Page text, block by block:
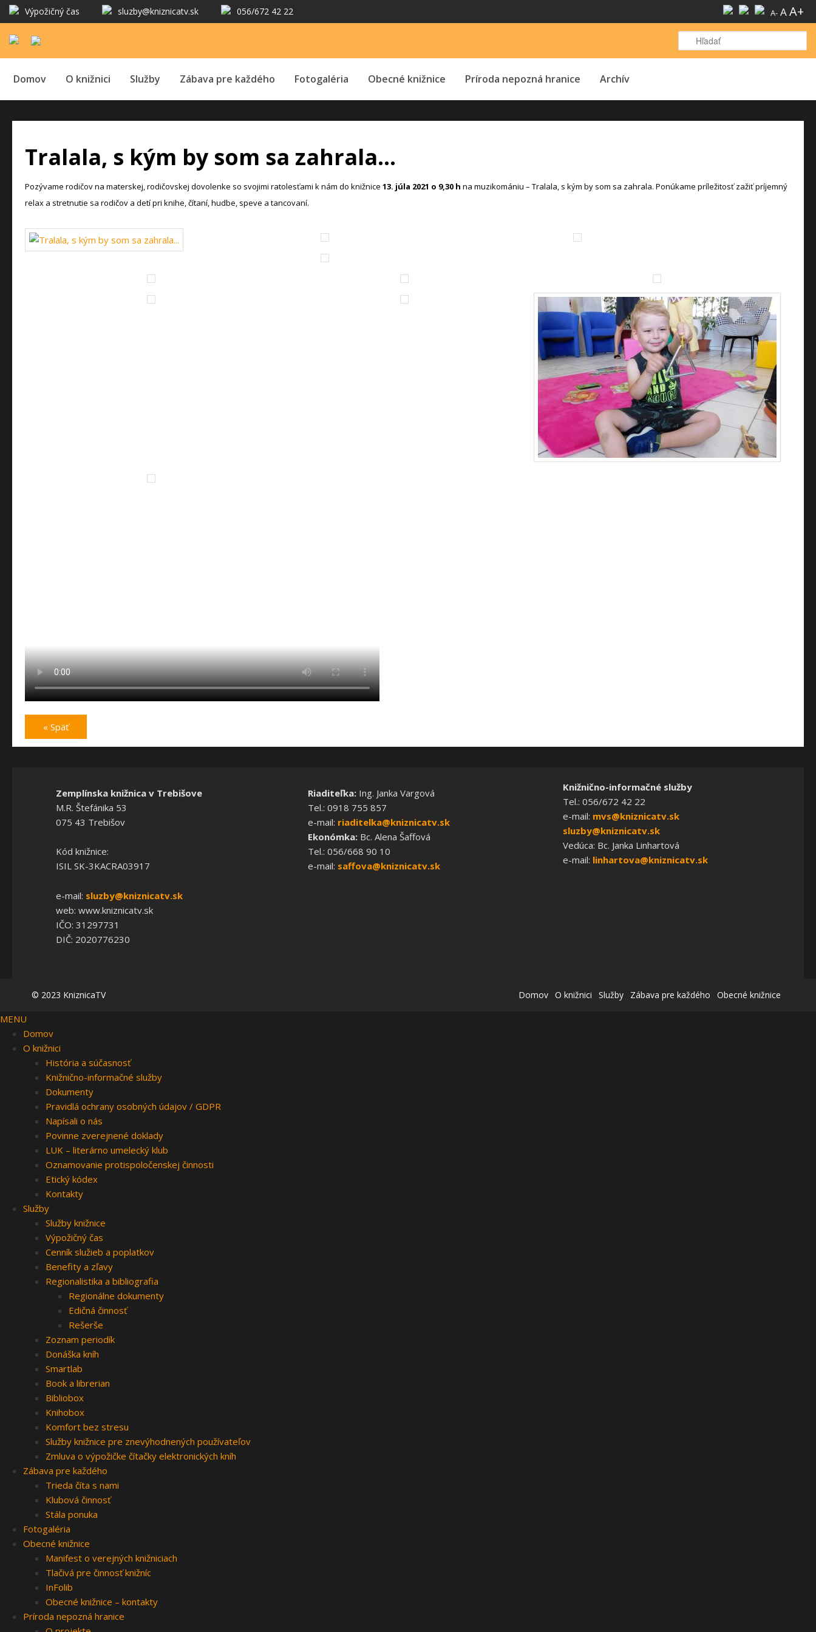
Výpožičný čas sluzby@kniznicatv.sk 056/672 42 22 A- AA+
Domov O knižnici Služby Zábava pre každého Fotogaléria Obecné knižnice Príroda nepozná hranice Archív
Tralala, s kým by som sa zahrala…
Pozývame rodičov na materskej, rodičovskej dovolenke so svojimi ratolesťami k nám do knižnice 13. júla 2021 o 9,30 h na muzikomániu – Tralala, s kým by som sa zahrala. Ponúkame príležitosťzažiťpríjemný
relax a stretnutie sa rodičov a detí pri knihe, čítaní, hudbe, speve a tancovaní.
« Späť
Zemplínska knižnica v Trebišove
M.R. Štefánika 53
075 43 Trebišov
Kód knižnice:
ISIL SK-3KACRA03917
e-mail: sluzby@kniznicatv.sk
web: www.kniznicatv.sk
IČO: 31297731
DIČ: 2020776230
Riaditeľka:Ing. Janka Vargová
Tel.: 0918 755 857
e-mail: riaditelka@kniznicatv.sk
Ekonómka:Bc. Alena Šaffová
Tel.: 056/668 90 10
e-mail: saffova@kniznicatv.sk
Knižnično-informačné služby
Tel.: 056/672 42 22
e-mail: mvs@kniznicatv.sk
sluzby@kniznicatv.sk
Vedúca: Bc. Janka Linhartová
e-mail: linhartova@kniznicatv.sk
© 2023 KniznicaTV Domov O knižnici Služby Zábava pre každého Obecné knižnice
MENU
Domov
O knižnici
História a súčasnosť
Knižnično-informačné služby
Dokumenty
Pravidlá ochrany osobných údajov / GDPR
Napísali o nás
Povinne zverejnené doklady
LUK – literárno umelecký klub
Oznamovanie protispoločenskej činnosti
Etický kódex
Kontakty
Služby
Služby knižnice
Výpožičný čas
Cenník služieb a poplatkov
Benefity a zľavy
Regionalistika a bibliografia
Regionálne dokumenty
Edičná činnosť
Rešerše
Zoznam periodík
Donáška kníh
Smartlab
Book a librerian
Bibliobox
Knihobox
Komfort bez stresu
Služby knižnice pre znevýhodnených používateľov
Zmluva o výpožičke čítačky elektronických kníh
Zábava pre každého
Trieda číta s nami
Klubová činnosť
Stála ponuka
Fotogaléria
Obecné knižnice
Manifest o verejných knižniciach
Tlačivá pre činnosť knižníc
InFolib
Obecné knižnice – kontakty
Príroda nepozná hranice